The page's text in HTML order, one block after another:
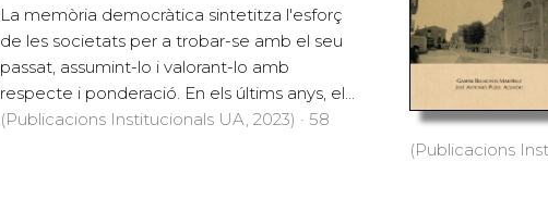
La memòria democràtica sintetitza l'esforç
de les societats per a trobar-se amb el seu
passat, assumint-lo i valorant-lo amb
respecte i ponderació. En els últims anys, el...
(Publicacions Institucionals UA, 2023) · 58
(Publicacions